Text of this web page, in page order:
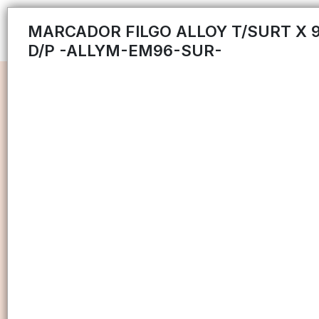
MARCADOR FILGO ALLOY T/SURT X
D/P -ALLYM-EM96-SUR-